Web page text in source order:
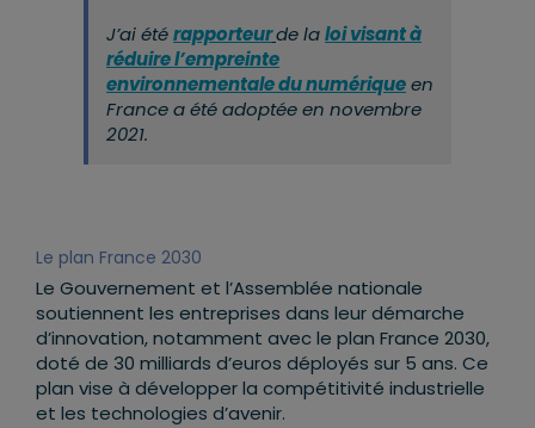
J’ai étérapporteurde laloi visant à
réduire l’empreinte
environnementale du numériqueen
France a été adoptée en novembre
2021.
Le plan France 2030
Le Gouvernement et l’Assemblée nationale
soutiennent les entreprises dans leur démarche
d’innovation, notamment avec le plan France 2030,
doté de 30 milliards d’euros déployés sur 5 ans. Ce
plan vise à développer la compétitivité industrielle
et les technologies d’avenir.